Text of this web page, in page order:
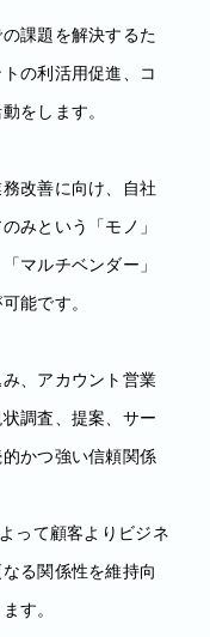
課題を解決するた
の利活用促進、コ
をします。
改善に向け、自社
みという「モノ」
マルチベンダー」
能です。
、アカウント営業
調査、提案、サー
かつ強い信頼関係
って顧客よりビジネ
る関係性を維持向
す。